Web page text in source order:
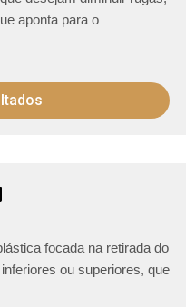
aponta para o
focada na retirada do
ou superiores, que